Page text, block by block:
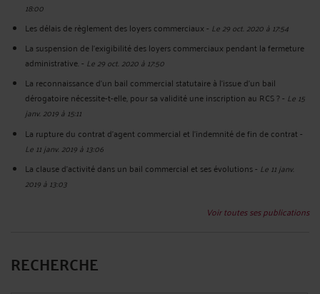
18:00
Les délais de règlement des loyers commerciaux- Le 29 oct. 2020 à 17:54
La suspension de l'exigibilité des loyers commerciaux pendant la fermeture
administrative.- Le 29 oct. 2020 à 17:50
La reconnaissance d’un bail commercial statutaire à l’issue d’un bail
dérogatoire nécessite-t-elle, pour sa validité une inscription au RCS ?- Le 15
janv. 2019 à 15:11
La rupture du contrat d'agent commercial et l'indemnité de fin de contrat-
Le 11 janv. 2019 à 13:06
La clause d'activité dans un bail commercial et ses évolutions- Le 11 janv.
2019 à 13:03
Voir toutes ses publications
RECHERCHE